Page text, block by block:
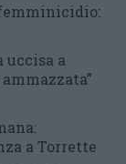
uccisa a
a Torrette